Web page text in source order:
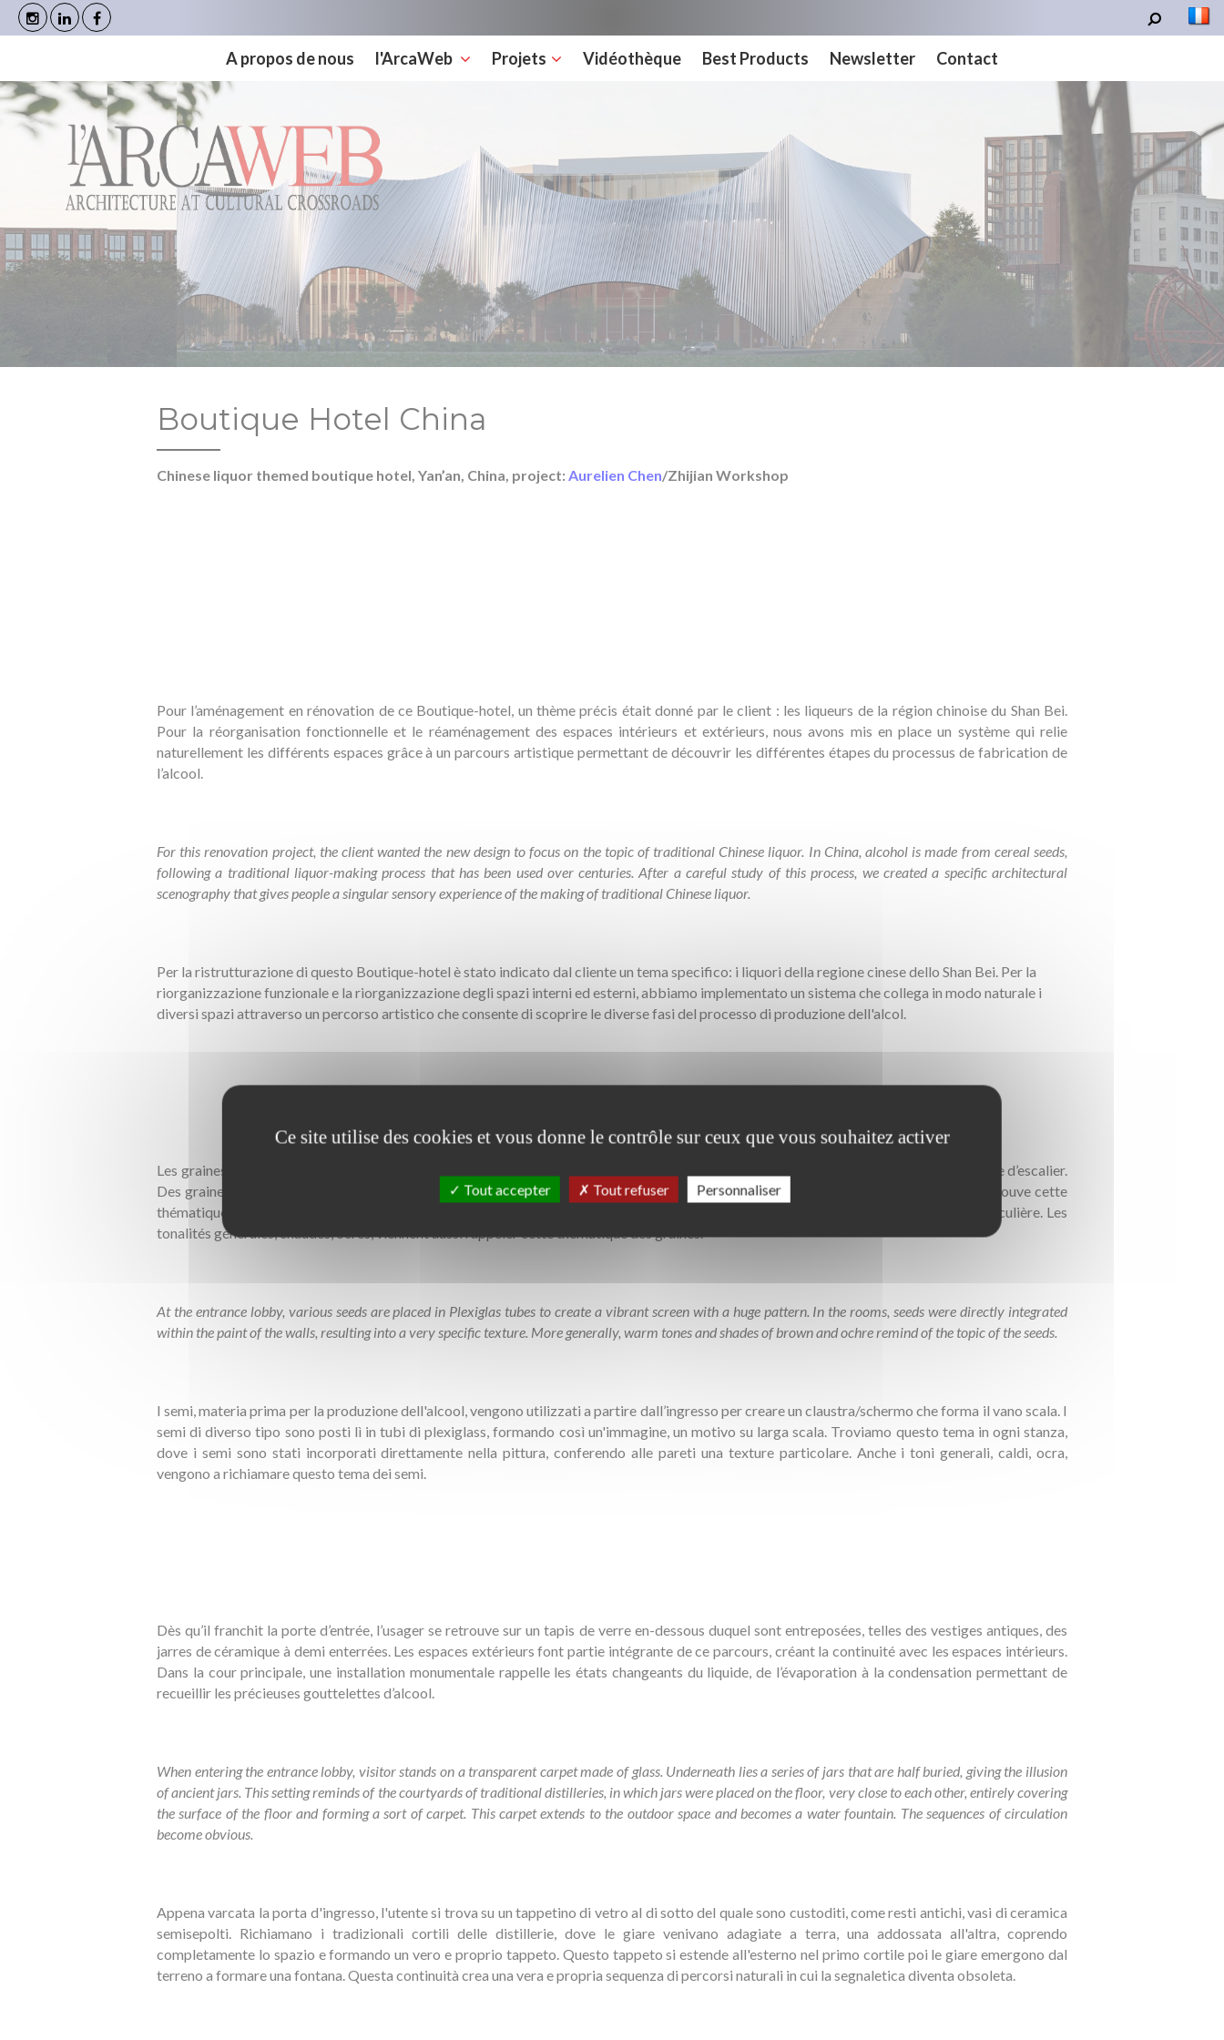
A propos de nous l'ArcaWeb Projets Vidéothèque Best Products Newsletter Contact
Boutique Hotel China
Chinese liquor themed boutique hotel, Yan’an, China, project: Aurelien Chen/Zhijian Workshop
Pour l’aménagement en rénovation de ce Boutique-hotel, un thème précis était donné par le client : les liqueurs de la région chinoise du Shan Bei.
Pour la réorganisation fonctionnelle et le réaménagement des espaces intérieurs et extérieurs, nous avons mis en place un système qui relie
naturellement les différents espaces grâce à un parcours artistique permettant de découvrir les différentes étapes du processus de fabrication de
l’alcool.
For this renovation project, the client wanted the new design to focus on the topic of traditional Chinese liquor. In China, alcohol is made from cereal seeds,
following a traditional liquor-making process that has been used over centuries. After a careful study of this process, we created a specific architectural
scenography that gives people a singular sensory experience of the making of traditional Chinese liquor.
Per la ristrutturazione di questo Boutique-hotel è stato indicato dal cliente un tema specifico: i liquori della regione cinese dello Shan Bei. Per la
riorganizzazione funzionale e la riorganizzazione degli spazi interni ed esterni, abbiamo implementato un sistema che collega in modo naturale i
diversi spazi attraverso un percorso artistico che consente di scoprire le diverse fasi del processo di produzione dell'alcol.
Les graines, matière première de la fabrication de l’alcool, sont utilisées dès le hall d’entrée pour créer une claustra/écran formant la cage d’escalier.
Des graines de différents types y sont placées dans des tubes en plexiglas, formant ainsi un tableau, un motif à grande échelle. On retrouve cette
thématique dans chaque chambre, où des graines ont été incorporées directement dans la peinture, donnant aux murs une texture particulière. Les
tonalités générales, chaudes, ocres, viennent aussi rappeler cette thématique des graines.
At the entrance lobby, various seeds are placed in Plexiglas tubes to create a vibrant screen with a huge pattern. In the rooms, seeds were directly integrated
within the paint of the walls, resulting into a very specific texture. More generally, warm tones and shades of brown and ochre remind of the topic of the seeds.
I semi, materia prima per la produzione dell'alcool, vengono utilizzati a partire dall’ingresso per creare un claustra/schermo che forma il vano scala. I
semi di diverso tipo sono posti lì in tubi di plexiglass, formando così un'immagine, un motivo su larga scala. Troviamo questo tema in ogni stanza,
dove i semi sono stati incorporati direttamente nella pittura, conferendo alle pareti una texture particolare. Anche i toni generali, caldi, ocra,
vengono a richiamare questo tema dei semi.
Dès qu’il franchit la porte d’entrée, l’usager se retrouve sur un tapis de verre en-dessous duquel sont entreposées, telles des vestiges antiques, des
jarres de céramique à demi enterrées. Les espaces extérieurs font partie intégrante de ce parcours, créant la continuité avec les espaces intérieurs.
Dans la cour principale, une installation monumentale rappelle les états changeants du liquide, de l’évaporation à la condensation permettant de
recueillir les précieuses gouttelettes d’alcool.
When entering the entrance lobby, visitor stands on a transparent carpet made of glass. Underneath lies a series of jars that are half buried, giving the illusion
of ancient jars. This setting reminds of the courtyards of traditional distilleries, in which jars were placed on the floor, very close to each other, entirely covering
the surface of the floor and forming a sort of carpet. This carpet extends to the outdoor space and becomes a water fountain. The sequences of circulation
become obvious.
Appena varcata la porta d'ingresso, l'utente si trova su un tappetino di vetro al di sotto del quale sono custoditi, come resti antichi, vasi di ceramica
semisepolti. Richiamano i tradizionali cortili delle distillerie, dove le giare venivano adagiate a terra, una addossata all'altra, coprendo
completamente lo spazio e formando un vero e proprio tappeto. Questo tappeto si estende all'esterno nel primo cortile poi le giare emergono dal
terreno a formare una fontana. Questa continuità crea una vera e propria sequenza di percorsi naturali in cui la segnaletica diventa obsoleta.
Panneau de gestion des cookies
Ce site utilise des cookies et vous donne le contrôle sur ceux que vous souhaitez activer
Tout accepter Tout refuser Personnaliser